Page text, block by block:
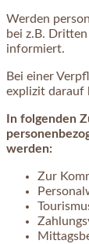
Werden
bei z.B.
informiert.
Bei einer
explizit darauf
In folgenden
werden:
Zur